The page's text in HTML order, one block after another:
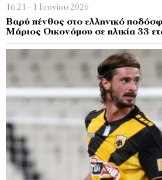
16:21 - 1 Ιουνίου 2026
Βαρύ πένθος στο ελληνικό
Μάριος Οικονόμου σε ηλικία 33